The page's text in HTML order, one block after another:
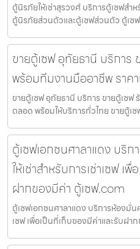
ตู้นิรภัยให้เช่าสุรวงศ์ บริการตู้เซฟสำ
ตู้นิรภัยส่วนตัวและตู้เซฟส่วนตัว ตู้เซ
ขายตู้เซฟ อุทัยธานี บริการ
พร้อมทีมงานมืออาชีพ ราค
ขายตู้เซฟ อุทัยธานี บริการ ขายตู้เซ
ตลอด พร้อมให้บริการทั่วไทย ขายตู้เ
ตู้เซฟเอกชนศาลาแดง บริ
ให้เช่าสำหรับการเช่าเซฟ เ
ฝากของมีค่า ตู้เซฟ.com
ตู้เซฟเอกชนศาลาแดง บริการห้องมั่น
เซฟ เพื่อเป็นที่เก็บของมีค่าและรับฝา